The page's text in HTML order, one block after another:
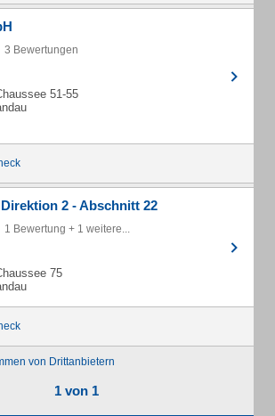
3 Bewertungen
51-55
2 - Abschnitt 22
1 Bewertung + 1 weitere...
75
von Drittanbietern
1 von 1